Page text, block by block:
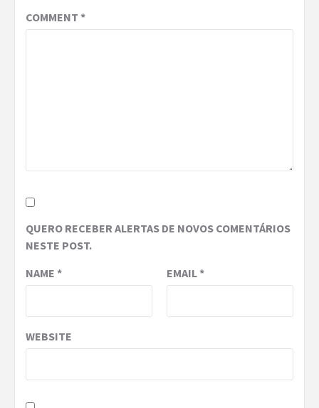
COMMENT *
QUERO RECEBER ALERTAS DE NOVOS COMENTÁRIOS
NESTE POST.
NAME * EMAIL*
WEBSITE